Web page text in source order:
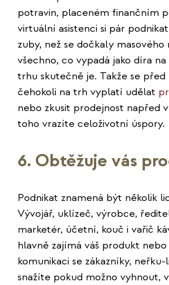
potravin, placeném finančním
virtuální asistenci si pár
zuby, než se dočkaly masového
všechno, co vypadá jako díra
trhu skutečně je. Takže se
čehokoli na trh vyplatí udělat
nebo zkusit prodejnost napřed
toho vrazíte celoživotní úspory.
6. Obtěžuje vás
Podnikat znamená být několik
Vývojář, uklízeč, výrobce,
marketér, účetní, kouč i vařič
hlavně zajímá váš produkt nebo
komunikaci se zákazníky,
snažíte pokud možno vyhnout,